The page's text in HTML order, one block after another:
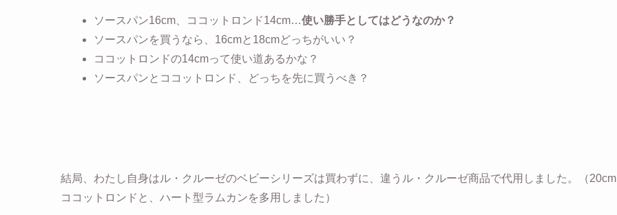
ソースパン16cm、ココットロンド14cm…使い勝手としてはどうなのか？
ソースパンを買うなら、16cmと18cmどっちがいい？
ココットロンドの14cmって使い道あるかな？
ソースパンとココットロンド、どっちを先に買うべき？
結局、わたし自身はル・クルーゼのベビーシリーズは買わずに、違うル・クルーゼ商品で代用しました。（20cm
ココットロンドと、ハート型ラムカンを多用しました）